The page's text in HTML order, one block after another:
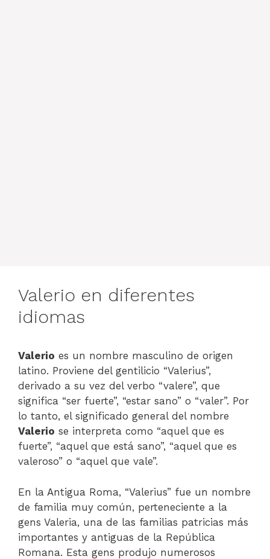
Valerio en diferentes
idiomas
Valerio es un nombre masculino de origen
latino. Proviene del gentilicio “Valerius”,
derivado a su vez del verbo “valere”, que
significa “ser fuerte”, “estar sano” o “valer”. Por
lo tanto, el significado general del nombre
Valerio se interpreta como “aquel que es
fuerte”, “aquel que está sano”, “aquel que es
valeroso” o “aquel que vale”.
En la Antigua Roma, “Valerius” fue un nombre
de familia muy común, perteneciente a la
gens Valeria, una de las familias patricias más
importantes y antiguas de la República
Romana. Esta gens produjo numerosos